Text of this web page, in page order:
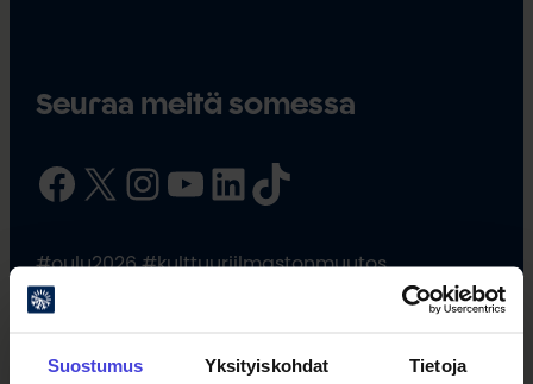
Suostumus Yksityiskohdat Tietoja
Seuraa meitä somessa
Facebook X InstagramYouTube LinkedIn TikTok
#oulu2026 #kulttuuriilmastonmuutos